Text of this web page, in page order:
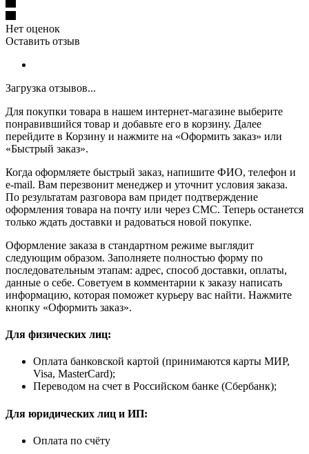
Нет оценок
Оставить отзыв
Загрузка отзывов...
Для покупки товара в нашем интернет-магазине выберите
понравившийся товар и добавьте его в корзину. Далее
перейдите в Корзину и нажмите на «Оформить заказ» или
«Быстрый заказ».
Когда оформляете быстрый заказ, напишите ФИО, телефон и
e-mail. Вам перезвонит менеджер и уточнит условия заказа.
По результатам разговора вам придет подтверждение
оформления товара на почту или через СМС. Теперь останется
только ждать доставки и радоваться новой покупке.
Оформление заказа в стандартном режиме выглядит
следующим образом. Заполняете полностью форму по
последовательным этапам: адрес, способ доставки, оплаты,
данные о себе. Советуем в комментарии к заказу написать
информацию, которая поможет курьеру вас найти. Нажмите
кнопку «Оформить заказ».
Для физических лиц:
Оплата банковской картой (принимаются карты МИР,
Visa, MasterCard);
Переводом на счет в Российском банке (Сбербанк);
Для юридических лиц и ИП:
Оплата по счёту